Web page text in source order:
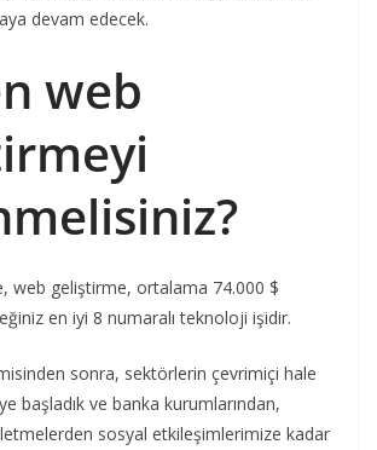
devam edecek.
web
web geliştirme, ortalama 74.000 $
en iyi 8 numaralı teknoloji işidir.
sonra, sektörlerin çevrimiçi hale
başladık ve banka kurumlarından,
sosyal etkileşimlerimize kadar